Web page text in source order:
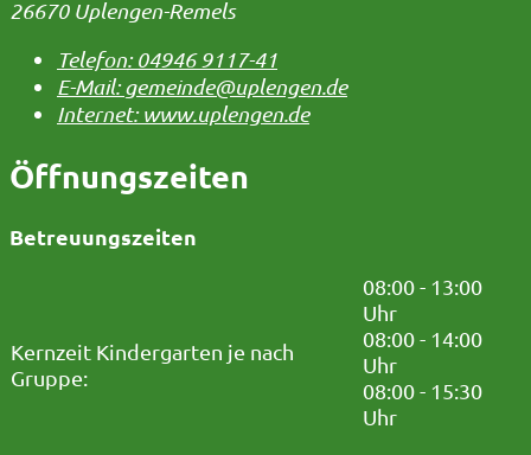
26670 Uplengen-Remels
Telefon:04946 9117-41
E-Mail:gemeinde@uplengen.de
Internet:www.uplengen.de
Öffnungszeiten
Betreuungszeiten
Kernzeit Kindergarten je nach
Gruppe:
08:00 - 13:00
Uhr
08:00 - 14:00
Uhr
08:00 - 15:30
Uhr